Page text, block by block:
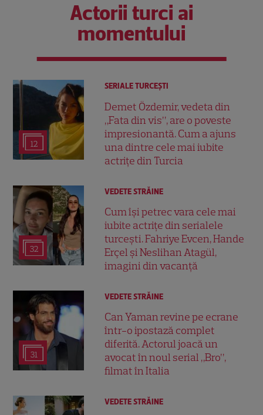
Actorii turci ai
momentului
12
SERIALE TURCEŞTI
Demet Özdemir, vedeta din
„Fata din vis”, are o poveste
impresionantă. Cum a ajuns
una dintre cele mai iubite
actrițe din Turcia
32
VEDETE STRĂINE
Cum își petrec vara cele mai
iubite actrițe din serialele
turcești. Fahriye Evcen, Hande
Erçel și Neslihan Atagül,
imagini din vacanță
31
VEDETE STRĂINE
Can Yaman revine pe ecrane
într-o ipostază complet
diferită. Actorul joacă un
avocat în noul serial „Bro”,
filmat în Italia
VEDETE STRĂINE